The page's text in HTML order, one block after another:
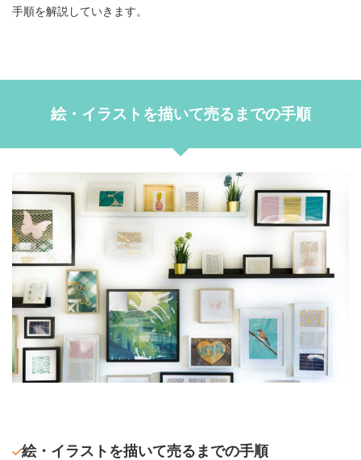
手順を解説していきます。
絵・イラストを描いて売るまでの手順
絵・イラストを描いて売るまでの手順